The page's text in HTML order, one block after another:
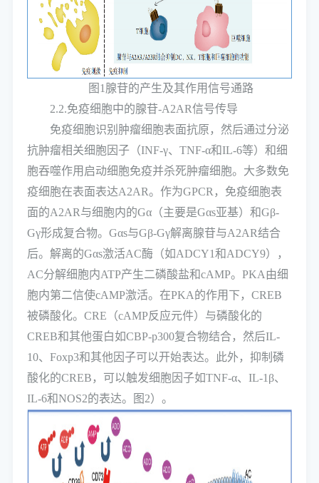
图1腺苷的产生及其作用信号通路
2.2.免疫细胞中的腺苷-A2AR信号传导
免疫细胞识别肿瘤细胞表面抗原，然后通过分泌
抗肿瘤相关细胞因子（INF-γ、TNF-α和IL-6等）和细
胞吞噬作用启动细胞免疫并杀死肿瘤细胞。大多数免
疫细胞在表面表达A2AR。作为GPCR，免疫细胞表
面的A2AR与细胞内的Gα（主要是Gαs亚基）和Gβ-
Gγ形成复合物。Gαs与Gβ-Gγ解离腺苷与A2AR结合
后。解离的Gαs激活AC酶（如ADCY1和ADCY9），
AC分解细胞内ATP产生二磷酸盐和cAMP。PKA由细
胞内第二信使cAMP激活。在PKA的作用下，CREB
被磷酸化。CRE（cAMP反应元件）与磷酸化的
CREB和其他蛋白如CBP-p300复合物结合，然后IL-
10、Foxp3和其他因子可以开始表达。此外，抑制磷
酸化的CREB，可以触发细胞因子如TNF-α、IL-1β、
IL-6和NOS2的表达。图2）。